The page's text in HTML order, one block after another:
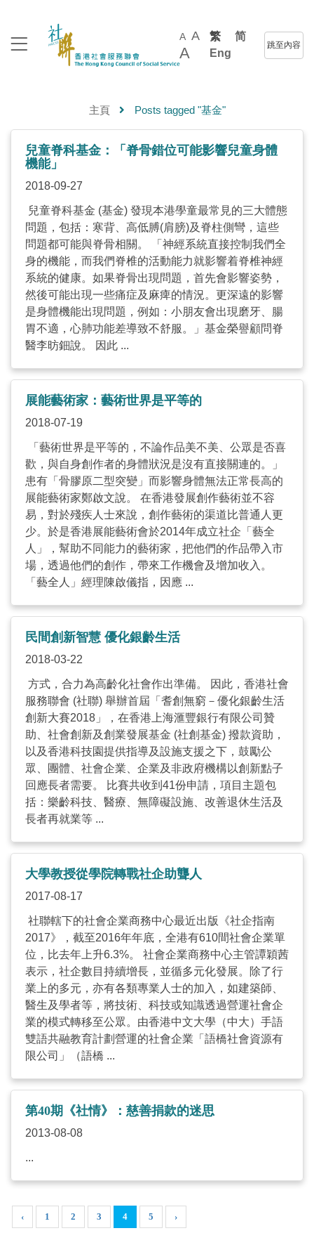
A A
A
繁
简
Eng
跳至內容
主頁 Posts tagged "基金"
兒童脊科基金：「脊骨錯位可能影響兒童身體
機能」
2018-09-27
兒童脊科基金 (基金) 發現本港學童最常見的三大體態
問題，包括：寒背、高低膊(肩膀)及脊柱側彎，這些
問題都可能與脊骨相關。 「神經系統直接控制我們全
身的機能，而我們脊椎的活動能力就影響着脊椎神經
系統的健康。如果脊骨出現問題，首先會影響姿勢，
然後可能出現一些痛症及麻痺的情況。更深遠的影響
是身體機能出現問題，例如：小朋友會出現磨牙、腸
胃不適，心肺功能差導致不舒服。」基金榮譽顧問脊
醫李昉鈿說。 因此 ...
展能藝術家：藝術世界是平等的
2018-07-19
「藝術世界是平等的，不論作品美不美、公眾是否喜
歡，與自身創作者的身體狀況是沒有直接關連的。」
患有「骨膠原二型突變」而影響身體無法正常長高的
展能藝術家鄭啟文說。 在香港發展創作藝術並不容
易，對於殘疾人士來說，創作藝術的渠道比普通人更
少。於是香港展能藝術會於2014年成立社企「藝全
人」，幫助不同能力的藝術家，把他們的作品帶入市
場，透過他們的創作，帶來工作機會及增加收入。
「藝全人」經理陳啟儀指，因應 ...
民間創新智慧 優化銀齡生活
2018-03-22
方式，合力為高齡化社會作出準備。 因此，香港社會
服務聯會 (社聯) 舉辦首屆「耆創無窮－優化銀齡生活
創新大賽2018」，在香港上海滙豐銀行有限公司贊
助、社會創新及創業發展基金 (社創基金) 撥款資助，
以及香港科技園提供指導及設施支援之下，鼓勵公
眾、團體、社會企業、企業及非政府機構以創新點子
回應長者需要。 比賽共收到41份申請，項目主題包
括：樂齡科技、醫療、無障礙設施、改善退休生活及
長者再就業等 ...
大學教授從學院轉戰社企助聾人
2017-08-17
社聯轄下的社會企業商務中心最近出版《社企指南
2017》，截至2016年年底，全港有610間社會企業單
位，比去年上升6.3%。 社會企業商務中心主管譚穎茜
表示，社企數目持續增長，並循多元化發展。除了行
業上的多元，亦有各類專業人士的加入，如建築師、
醫生及學者等，將技術、科技或知識透過營運社會企
業的模式轉移至公眾。由香港中文大學（中大）手語
雙語共融教育計劃營運的社會企業「語橋社會資源有
限公司」（語橋 ...
第40期《社情》：慈善捐款的迷思
2013-08-08
...
‹ 1 2 3 4 5 ›